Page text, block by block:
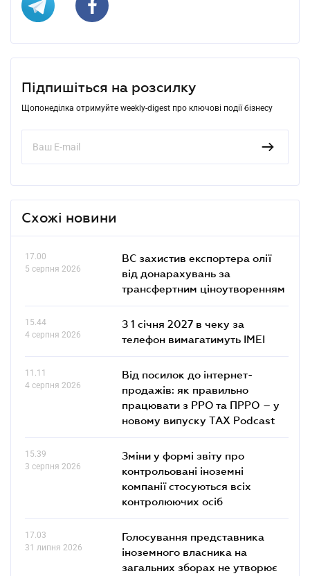
Підпишіться на розсилку
Щопонеділка отримуйте weekly-digest про ключові події бізнесу
Схожі новини
17.00
5 серпня 2026
ВС захистив експортера олії
від донарахувань за
трансфертним ціноутворенням
15.44
4 серпня 2026
З 1 січня 2027 в чеку за
телефон вимагатимуть IMEI
11.11
4 серпня 2026
Від посилок до інтернет-
продажів: як правильно
працювати з РРО та ПРРО – у
новому випуску TAX Podcast
15.39
3 серпня 2026
Зміни у формі звіту про
контрольовані іноземні
компанії стосуються всіх
контролюючих осіб
17.03
31 липня 2026
Голосування представника
іноземного власника на
загальних зборах не утворює